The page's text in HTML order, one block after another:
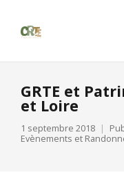
GRTE et
et Loire
1 septembre 2018
Evènements et